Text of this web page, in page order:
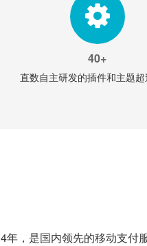
40+
直数自主研发的插件和主题
，是国内领先的移动支付